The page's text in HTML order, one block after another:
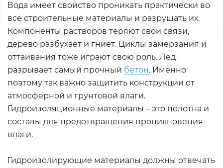
Вода имеет свойство проникать практически во
все строительные материалы и разрушать их.
Компоненты растворов теряют свои связи,
дерево разбухает и гниёт. Циклы замерзания и
оттаивания тоже играют свою роль. Лед
разрывает самый прочный бетон. Именно
поэтому так важно защитить конструкции от
атмосферной и грунтовой влаги.
Гидроизоляционные материалы – это полотна и
составы для предотвращения проникновения
влаги.
Гидроизолирующие материалы должны отвечать